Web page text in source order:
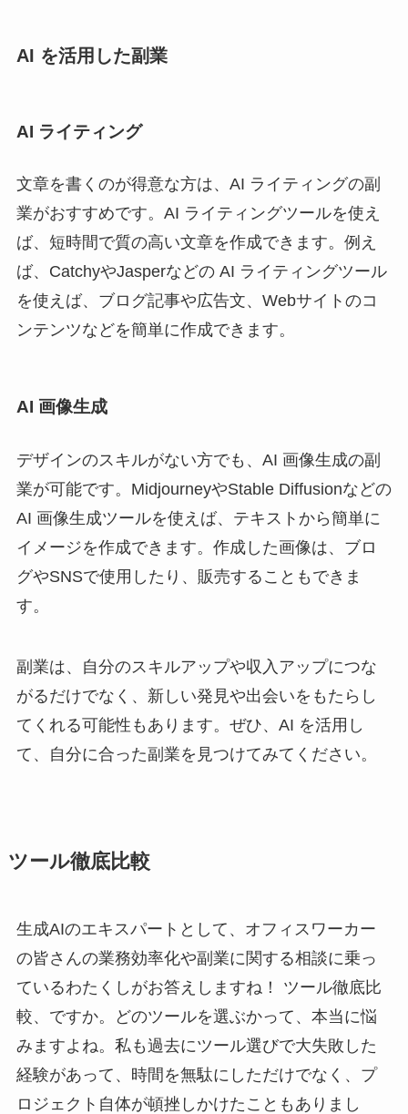
AI を活用した副業
AI ライティング
文章を書くのが得意な方は、AI ライティングの副
業がおすすめです。AI ライティングツールを使え
ば、短時間で質の高い文章を作成できます。例え
ば、CatchyやJasperなどの AI ライティングツール
を使えば、ブログ記事や広告文、Webサイトのコ
ンテンツなどを簡単に作成できます。
AI 画像生成
デザインのスキルがない方でも、AI 画像生成の副
業が可能です。MidjourneyやStable Diffusionなどの
AI 画像生成ツールを使えば、テキストから簡単に
イメージを作成できます。作成した画像は、ブロ
グやSNSで使用したり、販売することもできま
す。
副業は、自分のスキルアップや収入アップにつな
がるだけでなく、新しい発見や出会いをもたらし
てくれる可能性もあります。ぜひ、AI を活用し
て、自分に合った副業を見つけてみてください。
ツール徹底比較
生成AIのエキスパートとして、オフィスワーカー
の皆さんの業務効率化や副業に関する相談に乗っ
ているわたくしがお答えしますね！ ツール徹底比
較、ですか。どのツールを選ぶかって、本当に悩
みますよね。私も過去にツール選びで大失敗した
経験があって、時間を無駄にしただけでなく、プ
ロジェクト自体が頓挫しかけたこともありまし